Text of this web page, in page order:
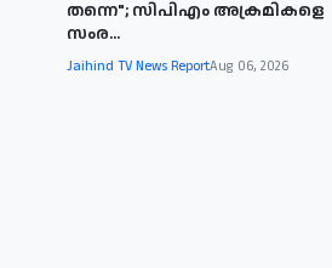
തന്നെ"; സിപിഎം അക്രമികളെ
സംര...
Jaihind TV News ReportAug 06, 2026